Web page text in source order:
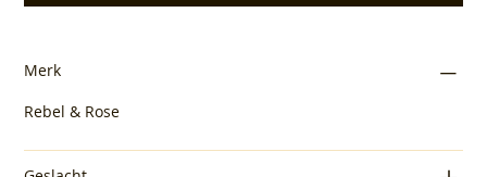
Merk
Rebel & Rose